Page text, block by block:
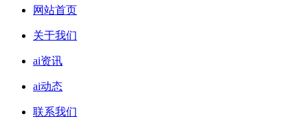
网站首页
关于我们
ai资讯
ai动态
联系我们